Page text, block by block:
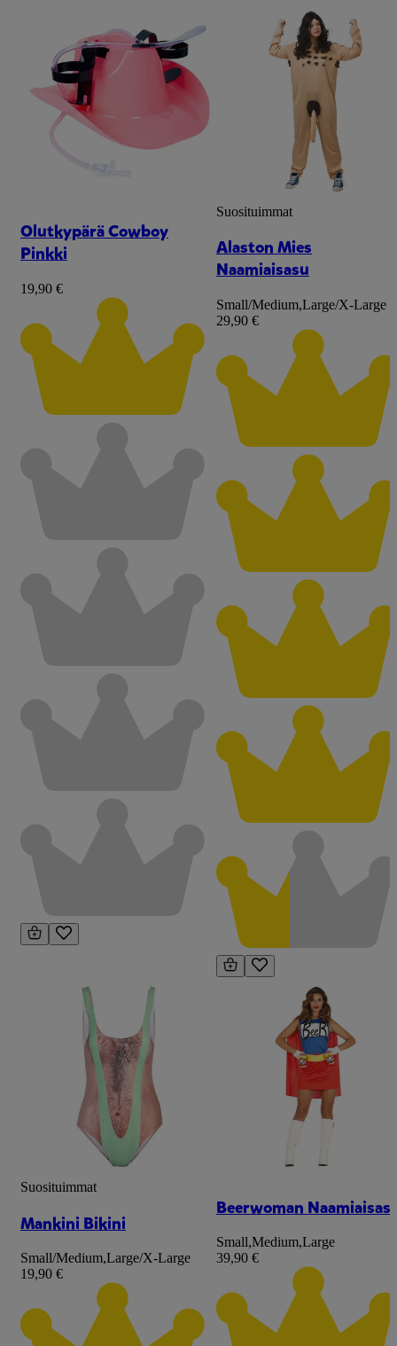
Olutkypärä Cowboy
Pinkki
19,90 €
Suosituimmat
Alaston Mies
Naamiaisasu
Small/Medium,Large/X-Large
29,90 €
Suosituimmat
Mankini Bikini
Small/Medium,Large/X-Large
19,90 €
Beerwoman
Small,Medium,Large
39,90 €